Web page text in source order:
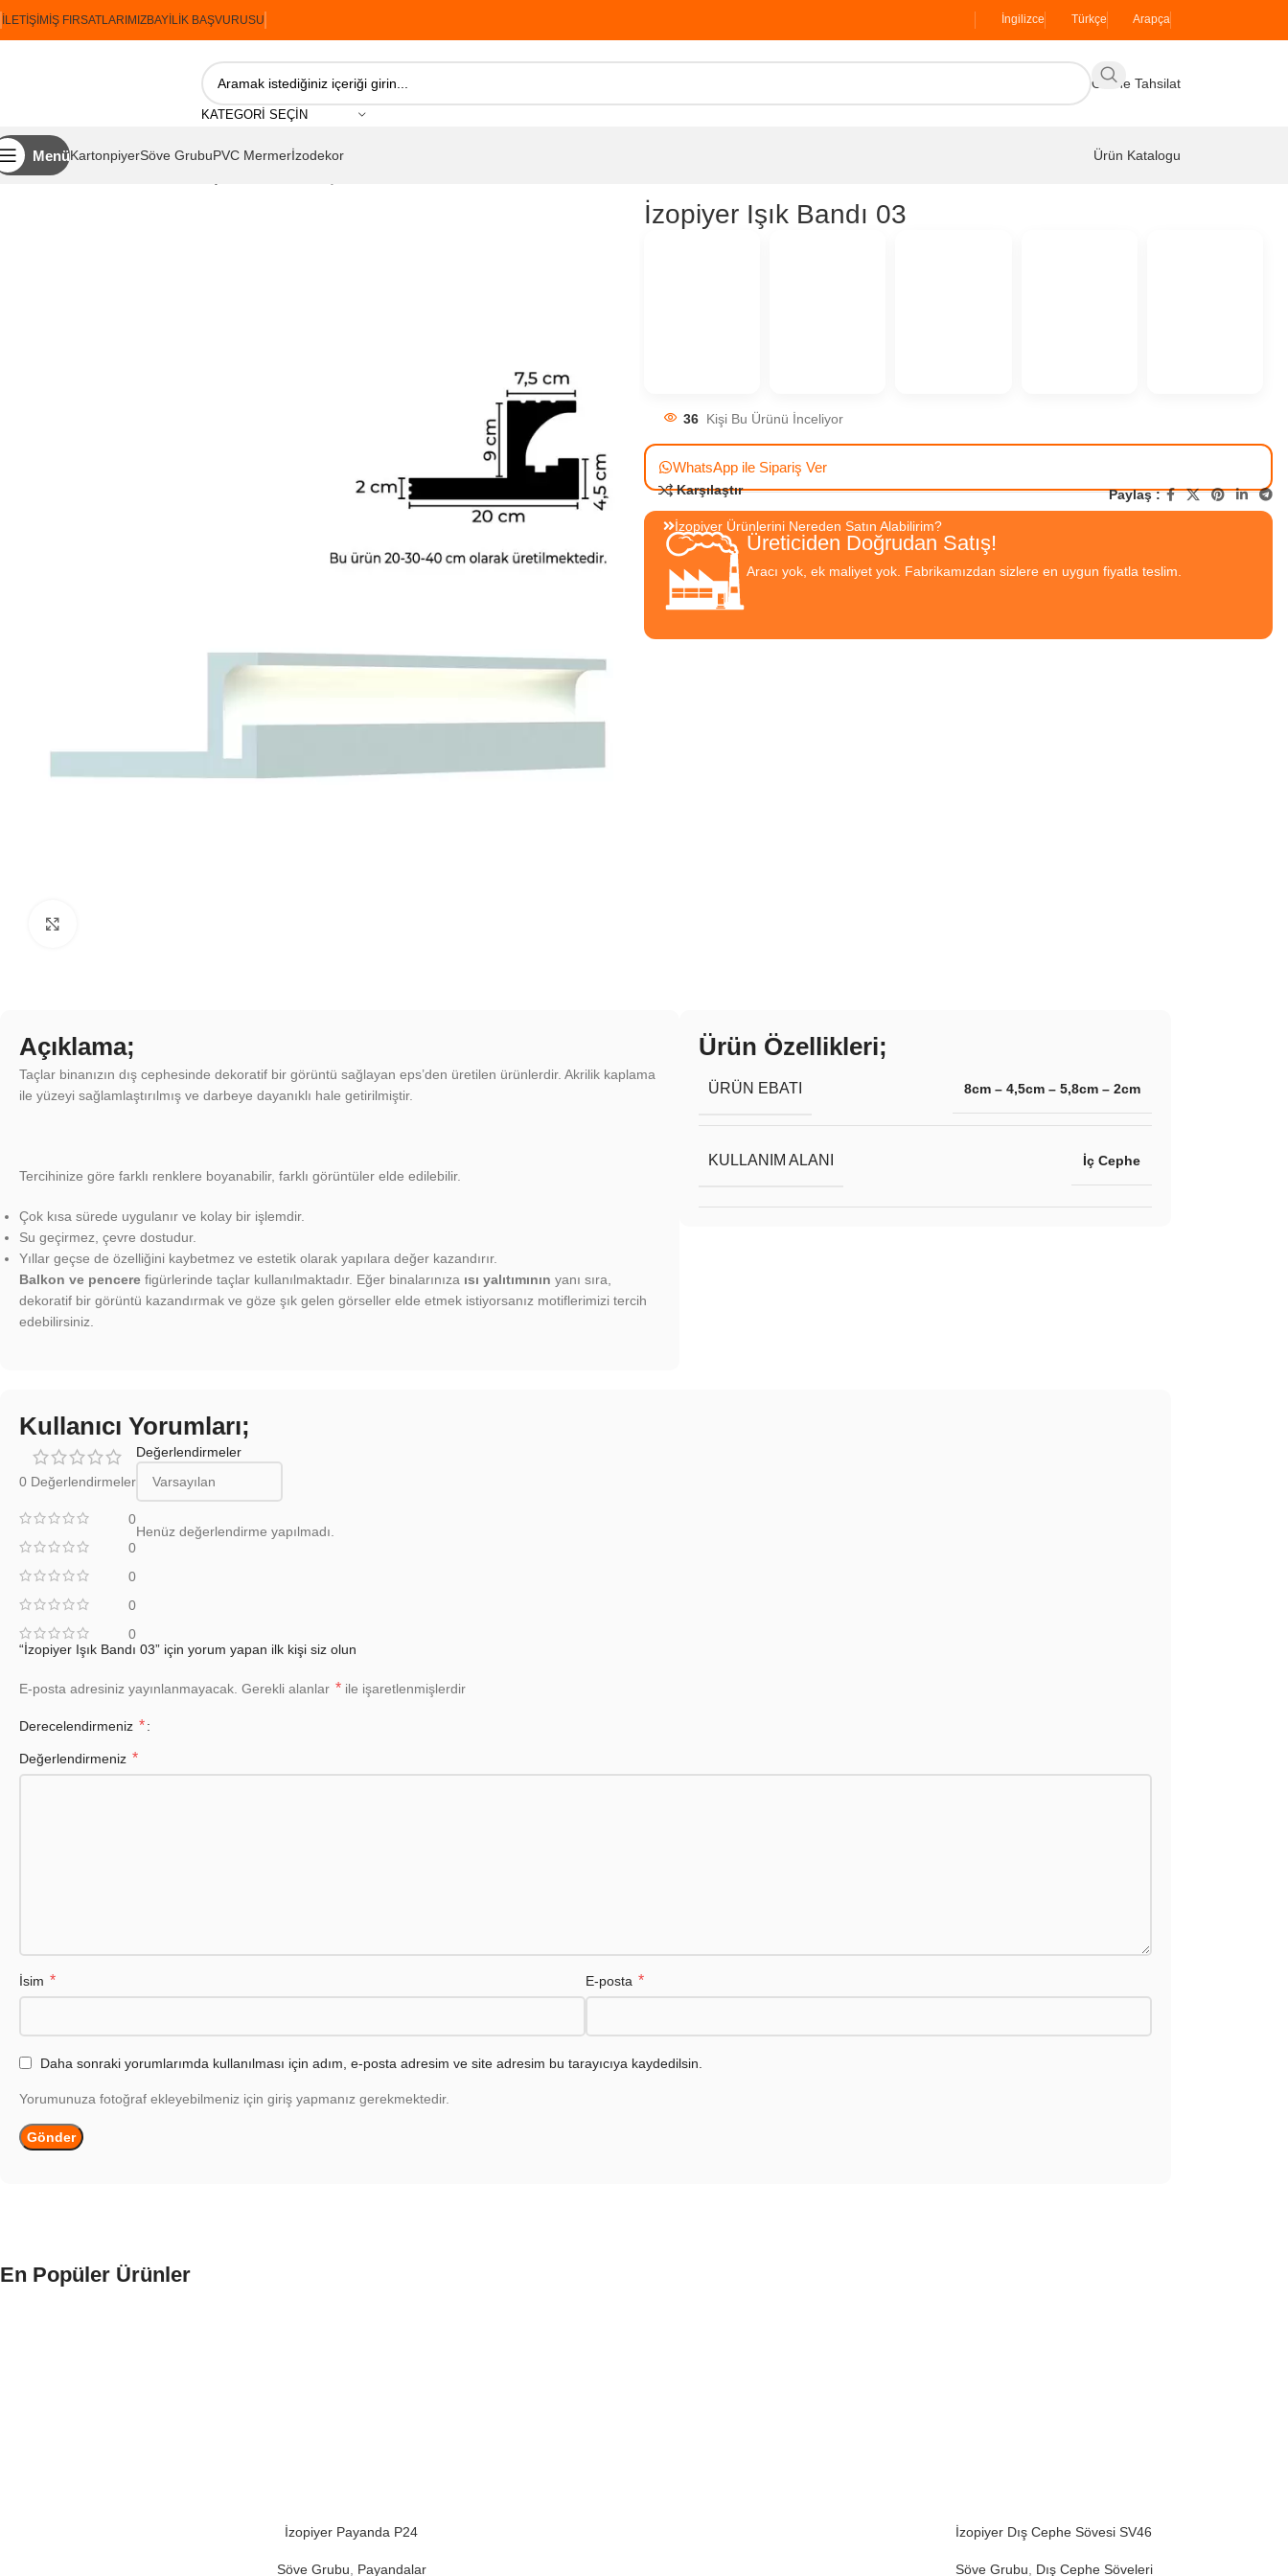
İLETIŞIM İŞ FIRSATLARIMIZBAYILIK BAŞVURUSU İngilizce Türkçe Arapça
KATEGORI SEÇIN
Online Tahsilat
MenüKartonpiyerSöve GrubuPVC Mermerİzodekor
Ürün Katalogu
Ana Sayfa
İzopiyer Işık Bandı 03
36 Kişi Bu Ürünü İnceliyor
WhatsApp ile Sipariş Ver
Karşılaştır Paylaş :
İzopiyer Ürünlerini Nereden Satın Alabilirim?
Üreticiden Doğrudan Satış!
Aracı yok, ek maliyet yok. Fabrikamızdan sizlere en uygun fiyatla teslim.
Açıklama;
Taçlar binanızın dış cephesinde dekoratif bir görüntü sağlayan eps’den üretilen ürünlerdir. Akrilik kaplama
ile yüzeyi sağlamlaştırılmış ve darbeye dayanıklı hale getirilmiştir.
Tercihinize göre farklı renklere boyanabilir, farklı görüntüler elde edilebilir.
Çok kısa sürede uygulanır ve kolay bir işlemdir.
Su geçirmez, çevre dostudur.
Yıllar geçse de özelliğini kaybetmez ve estetik olarak yapılara değer kazandırır.
Balkon ve pencere figürlerinde taçlar kullanılmaktadır. Eğer binalarınıza ısı yalıtımının yanı sıra,
dekoratif bir görüntü kazandırmak ve göze şık gelen görseller elde etmek istiyorsanız motiflerimizi tercih
edebilirsiniz.
Ürün Özellikleri;
ÜRÜN EBATI 8cm – 4,5cm – 5,8cm – 2cm
KULLANIM ALANI İç Cephe
Kullanıcı Yorumları;
0 Değerlendirmeler
0
0
0
0
0
Değerlendirmeler
Henüz değerlendirme yapılmadı.
“İzopiyer Işık Bandı 03” için yorum yapan ilk kişi siz olun
E-posta adresiniz yayınlanmayacak. Gerekli alanlar * ile işaretlenmişlerdir
Derecelendirmeniz *
Değerlendirmeniz *
İsim * E-posta *
Daha sonraki yorumlarımda kullanılması için adım, e-posta adresim ve site adresim bu tarayıcıya kaydedilsin.
Yorumunuza fotoğraf ekleyebilmeniz için giriş yapmanız gerekmektedir.
En Popüler Ürünler
İzopiyer Payanda P24
Söve Grubu
Payandalar
İzopiyer Dış Cephe Sövesi SV46
Söve Grubu
Dış Cephe Söveleri